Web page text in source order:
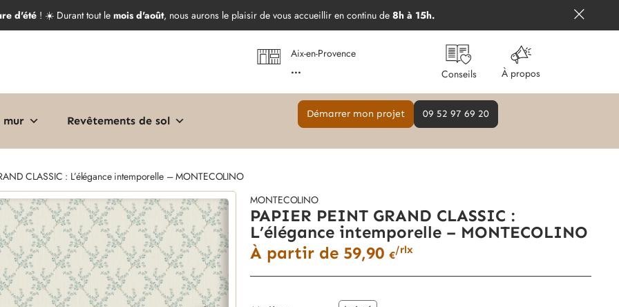
d'été ! ☀️ Durant tout le mois d'août, nous aurons le plaisir de vous accueillir en continu de 8h à 15h.
Aix-en-Provence
... Conseils À propos
mur Revêtements de sol
Démarrer mon projet 09 52 97 69 20
CLASSIC : L’élégance intemporelle – MONTECOLINO
MONTECOLINO
PAPIER PEINT GRAND CLASSIC :
L’élégance intemporelle – MONTECOLINO
À partir de 59,90€/rlx